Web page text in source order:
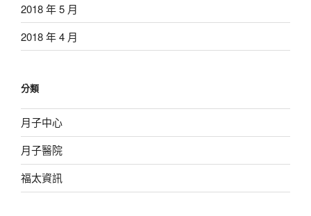
2018 年 5 月
2018 年 4 月
分類
月子中心
月子醫院
福太資訊